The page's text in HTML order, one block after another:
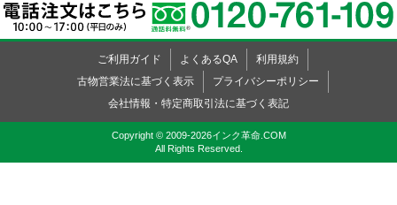
ご利用ガイド よくあるQA
利用規約
古物営業法に基づく表示
プライバシーポリシー
会社情報・特定商取引法に基づく表記
Copyright © 2009-2026インク革命.COM
All Rights Reserved.